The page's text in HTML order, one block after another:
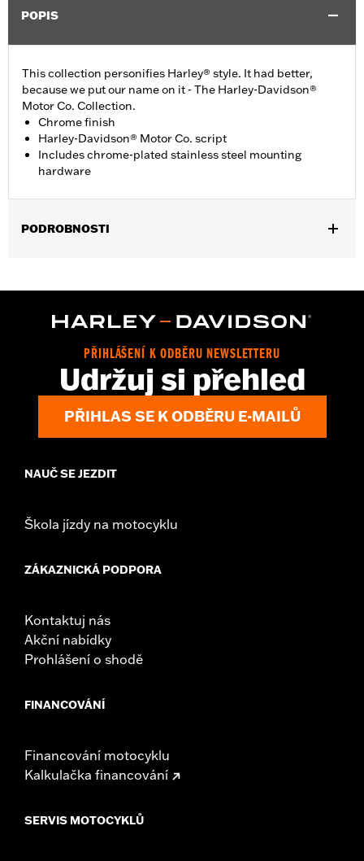
POPIS
This collection personifies Harley® style. It had better,
because we put our name on it - The Harley-Davidson®
Motor Co. Collection.
Chrome finish
Harley-Davidson® Motor Co. script
Includes chrome-plated stainless steel mounting
hardware
PODROBNOSTI
Sold In Units:Each
Chrome-plated stainless steel mounting hardware
1 year limited warranty – Go towww.h-
d.com/warranty
for full details
NOTES:Removing and installing engine covers may require
purchase of new gaskets. See dealer for information.
PŘIHLÁŠENÍ K ODBĚRU NEWSLETTERU
Udržuj si přehled
PŘIHLAS SE K ODBĚRU E-MAILŮ
NAUČ SE JEZDIT
Škola jízdy na motocyklu
ZÁKAZNICKÁ PODPORA
Kontaktuj nás
Akční nabídky
Prohlášení o shodě
FINANCOVÁNÍ
Financování motocyklu
Kalkulačka financování
SERVIS MOTOCYKLŮ